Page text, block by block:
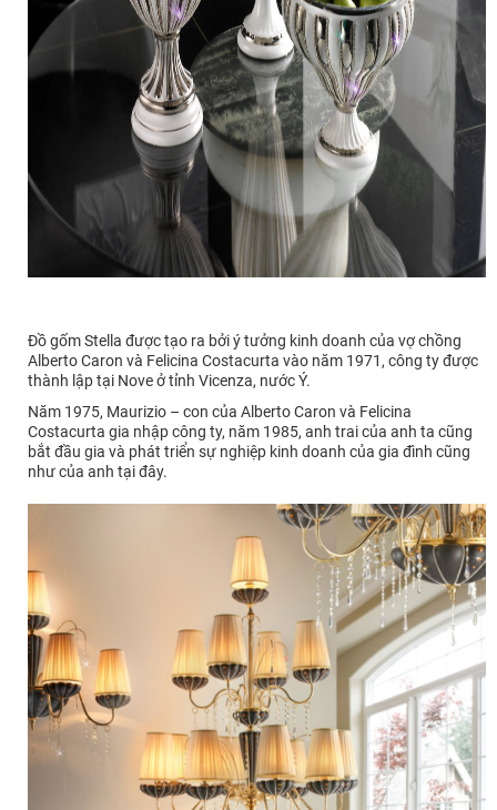
Đồ gốm Stella được tạo ra bởi ý tưởng kinh doanh của vợ chồng
Alberto Caron và Felicina Costacurta vào năm 1971, công ty được
thành lập tại Nove ở tỉnh Vicenza, nước Ý.
Năm 1975, Maurizio – con của Alberto Caron và Felicina
Costacurta gia nhập công ty, năm 1985, anh trai của anh ta cũng
bắt đầu gia và phát triển sự nghiệp kinh doanh của gia đình cũng
như của anh tại đây.